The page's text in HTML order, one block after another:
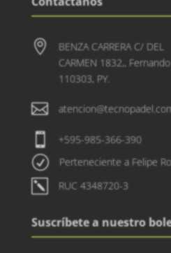

BENZA CARRERA C/ DEL
CARMEN 1832,,
110303, PY.

 +595-985-366-390
R Perteneciente a Felipe
k RUC 4348720-3
Suscríbete a nuestro